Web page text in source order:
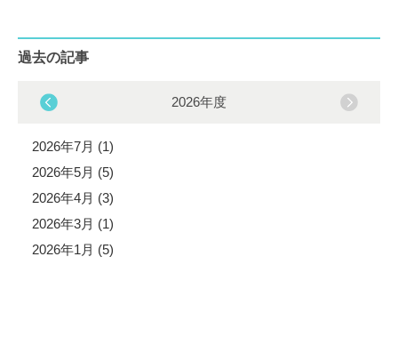
過去の記事
2026年度
2026年7月 (1)
2026年5月 (5)
2026年4月 (3)
2026年3月 (1)
2026年1月 (5)